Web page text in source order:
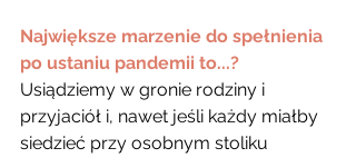
Największe marzenie do spełnienia
po ustaniu pandemii to...?
Usiądziemy w gronie rodziny i
przyjaciół i, nawet jeśli każdy miałby
siedzieć przy osobnym stoliku